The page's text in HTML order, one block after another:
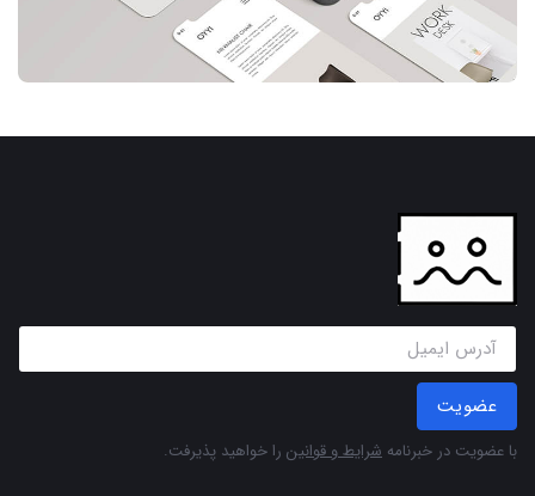
عضویت
با عضویت در خبرنامه شرایط و قوانین را خواهید پذیرفت.